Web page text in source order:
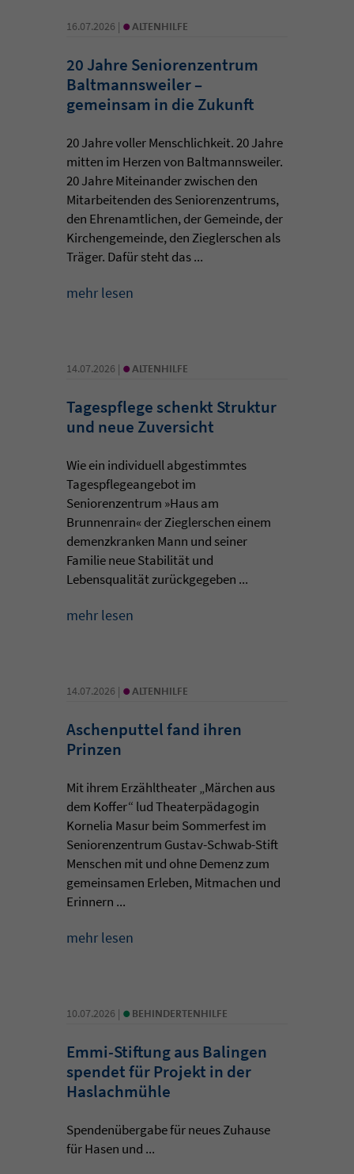
16.07.2026 | • ALTENHILFE
20 Jahre Seniorenzentrum
Baltmannsweiler –
gemeinsam in die Zukunft
20 Jahre voller Menschlichkeit. 20 Jahre
mitten im Herzen von Baltmannsweiler.
20 Jahre Miteinander zwischen den
Mitarbeitenden des Seniorenzentrums,
den Ehrenamtlichen, der Gemeinde, der
Kirchengemeinde, den Zieglerschen als
Träger. Dafür steht das ...
mehr lesen
14.07.2026 | • ALTENHILFE
Tagespflege schenkt Struktur
und neue Zuversicht
Wie ein individuell abgestimmtes
Tagespflegeangebot im
Seniorenzentrum »Haus am
Brunnenrain« der Zieglerschen einem
demenzkranken Mann und seiner
Familie neue Stabilität und
Lebensqualität zurückgegeben ...
mehr lesen
14.07.2026 | • ALTENHILFE
Aschenputtel fand ihren
Prinzen
Mit ihrem Erzähltheater „Märchen aus
dem Koffer“ lud Theaterpädagogin
Kornelia Masur beim Sommerfest im
Seniorenzentrum Gustav-Schwab-Stift
Menschen mit und ohne Demenz zum
gemeinsamen Erleben, Mitmachen und
Erinnern ...
mehr lesen
10.07.2026 | • BEHINDERTENHILFE
Emmi-Stiftung aus Balingen
spendet für Projekt in der
Haslachmühle
Spendenübergabe für neues Zuhause
für Hasen und ...